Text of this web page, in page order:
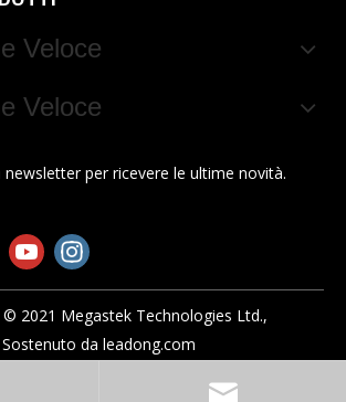
Veloce
Veloce
per ricevere le ultime novità.
2021 Megastek Technologies Ltd.,
Sostenuto da leadong.com